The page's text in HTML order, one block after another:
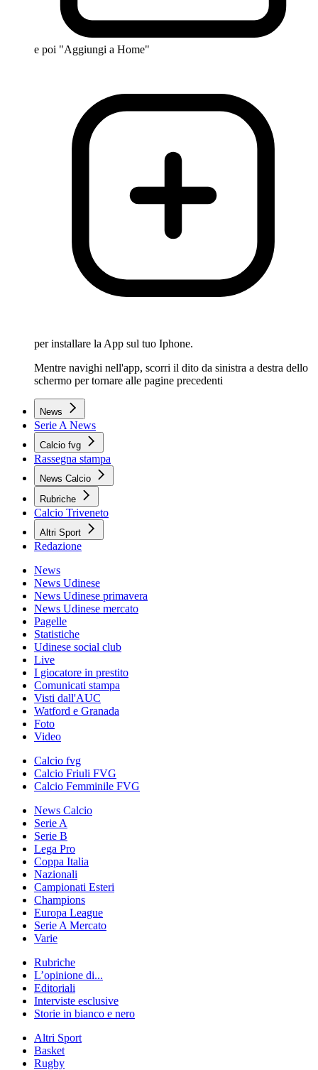
e poi "Aggiungi a Home"
per installare la App sul tuo Iphone.
Mentre navighi nell'app, scorri il dito da sinistra a destra dello
schermo per tornare alle pagine precedenti
News
Serie A News
Calcio fvg
Rassegna stampa
News Calcio
Rubriche
Calcio Triveneto
Altri Sport
Redazione
News
News Udinese
News Udinese primavera
News Udinese mercato
Pagelle
Statistiche
Udinese social club
Live
I giocatore in prestito
Comunicati stampa
Visti dall'AUC
Watford e Granada
Foto
Video
Calcio fvg
Calcio Friuli FVG
Calcio Femminile FVG
News Calcio
Serie A
Serie B
Lega Pro
Coppa Italia
Nazionali
Campionati Esteri
Champions
Europa League
Serie A Mercato
Varie
Rubriche
L’opinione di...
Editoriali
Interviste esclusive
Storie in bianco e nero
Altri Sport
Basket
Rugby